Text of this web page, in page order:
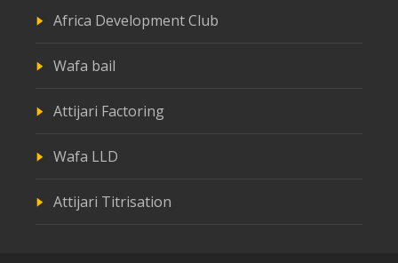
Africa Development Club
Wafa bail
Attijari Factoring
Wafa LLD
Attijari Titrisation